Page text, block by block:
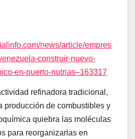
news/article/empres
construir-nuevo-
en-puerto-nutrias–163317
refinadora tradicional,
producción de combustibles y
quiebra las moléculas
para reorganizarlas en